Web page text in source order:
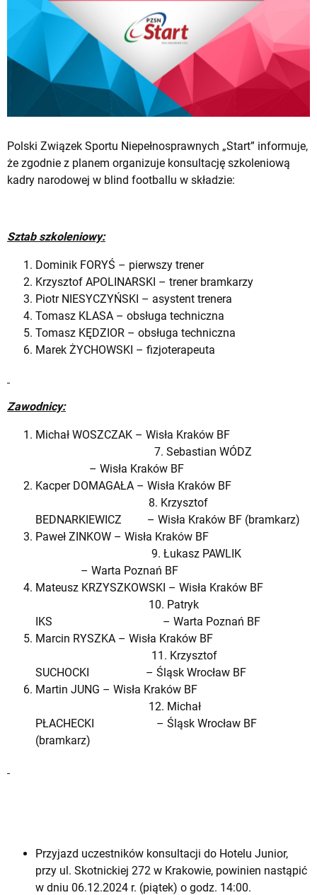
Polski Związek Sportu Niepełnosprawnych „Start” informuje,
że zgodnie z planem organizuje konsultację szkoleniową
kadry narodowej w blind footballu w składzie:
Sztab szkoleniowy:
Dominik FORYŚ – pierwszy trener
Krzysztof APOLINARSKI – trener bramkarzy
Piotr NIESYCZYŃSKI – asystent trenera
Tomasz KLASA – obsługa techniczna
Tomasz KĘDZIOR – obsługa techniczna
Marek ŻYCHOWSKI – fizjoterapeuta
Zawodnicy:
Michał WOSZCZAK – Wisła Kraków BF
7. Sebastian WÓDZ
– Wisła Kraków BF
Kacper DOMAGAŁA – Wisła Kraków BF
8. Krzysztof
BEDNARKIEWICZ – Wisła Kraków BF (bramkarz)
Paweł ZINKOW – Wisła Kraków BF
9. Łukasz PAWLIK
– Warta Poznań BF
Mateusz KRZYSZKOWSKI – Wisła Kraków BF
10. Patryk
IKS – Warta Poznań BF
Marcin RYSZKA – Wisła Kraków BF
11. Krzysztof
SUCHOCKI – Śląsk Wrocław BF
Martin JUNG – Wisła Kraków BF
12. Michał
PŁACHECKI – Śląsk Wrocław BF
(bramkarz)
Przyjazd uczestników konsultacji do Hotelu Junior,
przy ul. Skotnickiej 272 w Krakowie, powinien nastąpić
w dniu 06.12.2024 r. (piątek) o godz. 14:00.